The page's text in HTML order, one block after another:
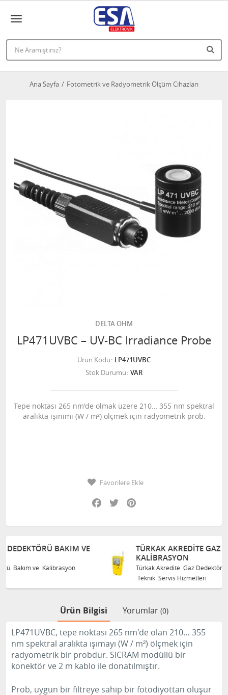
Ana Sayfa Fotometrik ve Radyometrik Ölçüm Cihazları
DELTA OHM
LP471UVBC – UV-BC Irradiance Probe
Ürün Kodu LP471UVBC
Stok Durumu VAR
Tepe noktası 265 nm'de olmak üzere 210… 355 nm spektral
aralıkta ışınımı (W / m²) ölçmek için radyometrik prob.
Favorilere Ekle
Facebook
Twitter
TÜRKAK AKREDITE GAZ DEDEKTÖRÜ BAKIM VE
Türkak Akredite Gaz Dedektörü Bakım ve Kalibrasyon
Teknik Servis Hizmetleri
Ürün Bilgisi Yorumlar (0)
LP471UVBC, tepe noktası 265 nm'de olan 210… 355
nm spektral aralıkta ışımayı (W / m²) ölçmek için
radyometrik bir probdur. SICRAM modüllü bir
konektör ve 2 m kablo ile donatılmıştır.
Prob, uygun bir filtreye sahip bir fotodiyottan oluşur